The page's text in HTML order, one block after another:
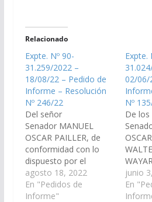
Relacionado
Expte. Nº 90-
31.259/2022 –
18/08/22 – Pedido de
Informe – Resolución
Nº 246/22
Del señor
Senador MANUEL
OSCAR PAILLER, de
conformidad con lo
dispuesto por el
artículo 116 de la
Constitución de la
Provincia y el artículo
agosto 18, 2022
En "Pedidos de
Informe"
Expte.
02/06/
Nº
De los
junio
En